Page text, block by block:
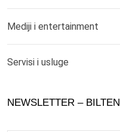
Mediji i entertainment
Servisi i usluge
NEWSLETTER – BILTEN